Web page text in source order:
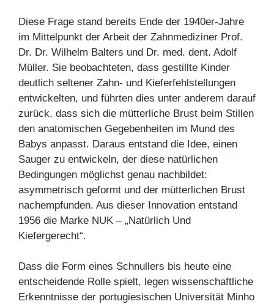
Diese Frage stand bereits Ende der 1940er-Jahre
im Mittelpunkt der Arbeit der Zahnmediziner Prof.
Dr. Dr. Wilhelm Balters und Dr. med. dent. Adolf
Müller. Sie beobachteten, dass gestillte Kinder
deutlich seltener Zahn- und Kieferfehlstellungen
entwickelten, und führten dies unter anderem darauf
zurück, dass sich die mütterliche Brust beim Stillen
den anatomischen Gegebenheiten im Mund des
Babys anpasst. Daraus entstand die Idee, einen
Sauger zu entwickeln, der diese natürlichen
Bedingungen möglichst genau nachbildet:
asymmetrisch geformt und der mütterlichen Brust
nachempfunden. Aus dieser Innovation entstand
1956 die Marke NUK – „Natürlich Und
Kiefergerecht“.
Dass die Form eines Schnullers bis heute eine
entscheidende Rolle spielt, legen wissenschaftliche
Erkenntnisse der portugiesischen Universität Minho